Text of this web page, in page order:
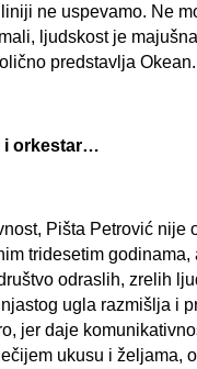
ne uspevamo. Ne
ljudskost je
predstavlja Okean.
i orkestar…
Pišta Petrović nije
tridesetim
odraslih, zrelih
ugla razmišlja i
jer daje
ukusu i željama,